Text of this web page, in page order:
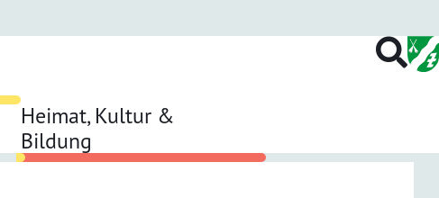
Heimat, Kultur &
Bildung